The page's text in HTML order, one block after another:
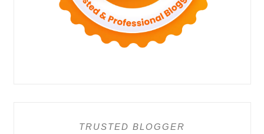
TRUSTED BLOGGER